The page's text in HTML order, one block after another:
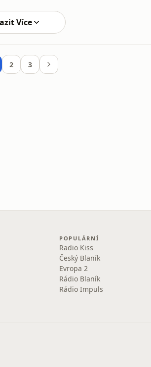
Více
2 3
POPULÁRNÍ
Radio Kiss
Český Blaník
Evropa 2
Rádio Blaník
Rádio Impuls